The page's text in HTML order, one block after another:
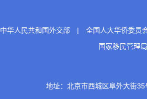
中华人民共和国外交部 |
全国人大华侨委员
国家移民管理局
地址：北京市西城区阜外大街